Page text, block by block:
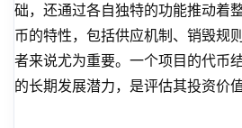
础，还通过各自独特的功能推动着
币的特性，包括供应机制、销毁规
者来说尤为重要。一个项目的代币
的长期发展潜力，是评估其投资价